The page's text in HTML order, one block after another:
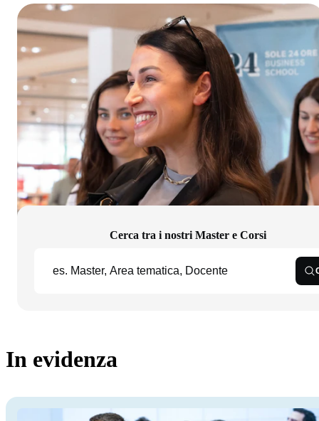
Cerca tra i nostri Master e Corsi
In evidenza